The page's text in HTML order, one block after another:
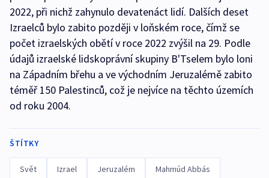
2022, při nichž zahynulo devatenáct lidí. Dalších deset
Izraelců bylo zabito později v loňském roce, čímž se
počet izraelských obětí v roce 2022 zvýšil na 29. Podle
údajů izraelské lidskoprávní skupiny B'Tselem bylo loni
na Západním břehu a ve východním Jeruzalémě zabito
téměř 150 Palestinců, což je nejvíce na těchto územích
od roku 2004.
ŠTÍTKY
Svět Izrael Jeruzalém Mahmúd Abbás